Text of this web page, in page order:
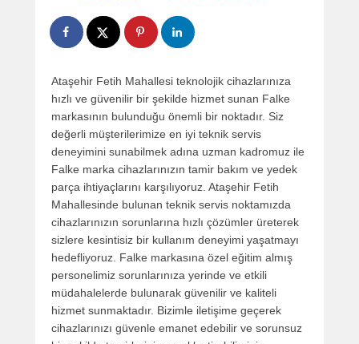
Ataşehir Fetih Mahallesi teknolojik cihazlarınıza
hızlı ve güvenilir bir şekilde hizmet sunan Falke
markasının bulunduğu önemli bir noktadır. Siz
değerli müşterilerimize en iyi teknik servis
deneyimini sunabilmek adına uzman kadromuz ile
Falke marka cihazlarınızın tamir bakım ve yedek
parça ihtiyaçlarını karşılıyoruz. Ataşehir Fetih
Mahallesinde bulunan teknik servis noktamızda
cihazlarınızın sorunlarına hızlı çözümler üreterek
sizlere kesintisiz bir kullanım deneyimi yaşatmayı
hedefliyoruz. Falke markasına özel eğitim almış
personelimiz sorunlarınıza yerinde ve etkili
müdahalelerde bulunarak güvenilir ve kaliteli
hizmet sunmaktadır. Bizimle iletişime geçerek
cihazlarınızı güvenle emanet edebilir ve sorunsuz